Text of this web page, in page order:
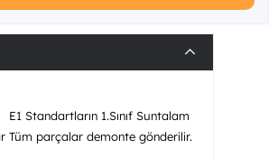
E1 Standartların 1.Sınıf Suntalam
Tüm parçalar demonte gönderilir.